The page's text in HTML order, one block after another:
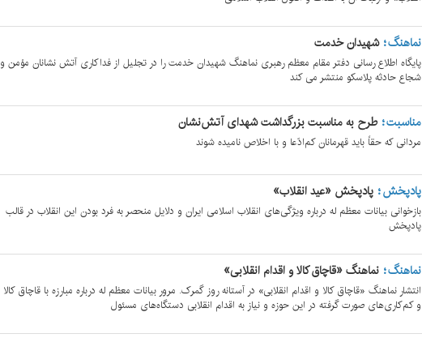
نماهنگ شهیدان خدمت
پایگاه اطلاع رسانی دفتر مقام معظم رهبری نماهنگ شهیدان خدمت را در تجلیل از فداکاری آتش نشانان مؤمن و
شجاع حادثه پلاسکو منتشر می کند
مناسبت طرح به مناسبت بزرگداشت شهدای آتش‌نشان
مردانی که حقاً باید قهرمانان کم‌ادّعا و با اخلاص نامیده شوند
پادپخش پادپخش «عید انقلاب»
بازخوانی بیانات معظم له درباره ویژگی‌های انقلاب اسلامی ایران و دلایل منحصر به فرد بودن این انقلاب در قالب
پادپخش
نماهنگ نماهنگ «قاچاق کالا و اقدام انقلابی»
انتشار نماهنگ «قاچاق کالا و اقدام انقلابی» در آستانه روز گمرک. مرور بیانات معظم له درباره مبارزه با قاچاق کالا
و کم‌کاری‌های صورت گرفته در این حوزه و نیاز به اقدام انقلابی دستگاه‌های مسئول